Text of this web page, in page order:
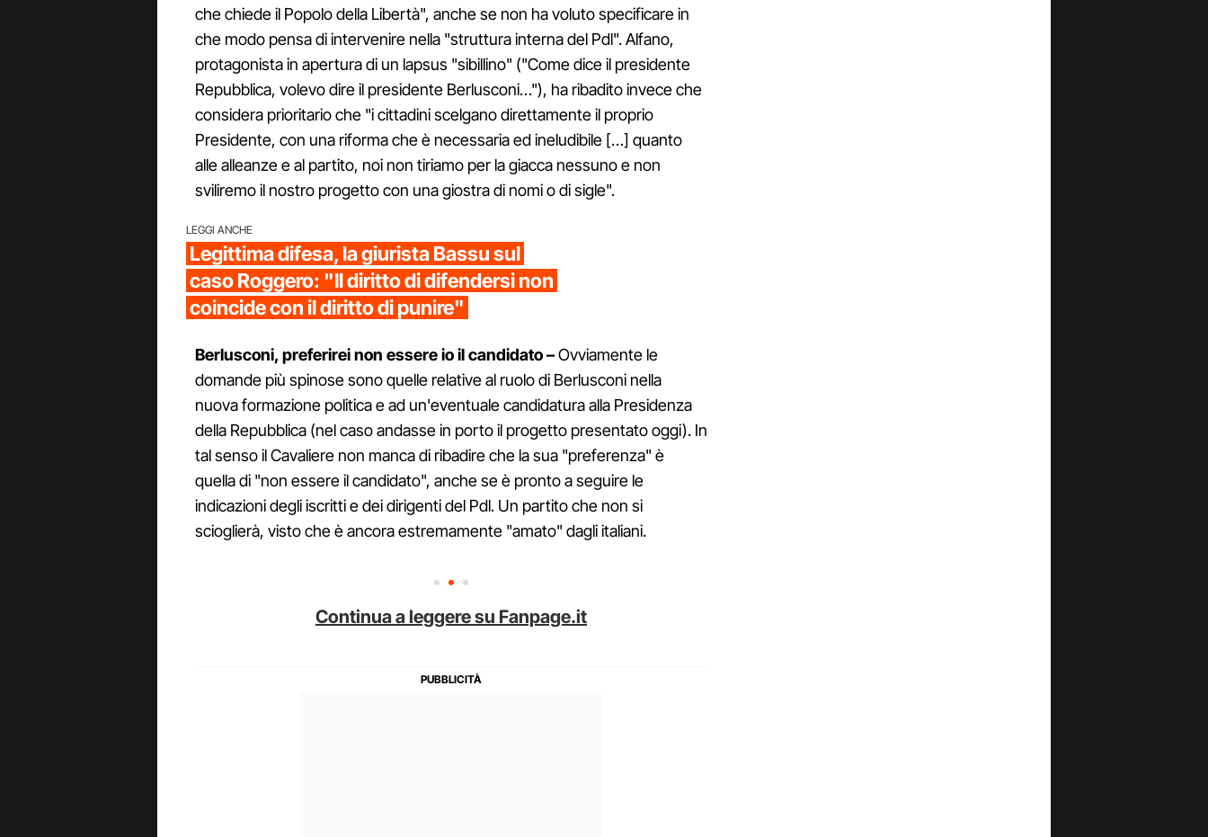
che chiede il Popolo della Libertà", anche se non ha voluto specificare in
che modo pensa di intervenire nella "struttura interna del Pdl". Alfano,
protagonista in apertura di un lapsus "sibillino" ("Come dice il presidente
Repubblica, volevo dire il presidente Berlusconi…"), ha ribadito invece che
considera prioritario che "i cittadini scelgano direttamente il proprio
Presidente, con una riforma che è necessaria ed ineludibile […] quanto
alle alleanze e al partito, noi non tiriamo per la giacca nessuno e non
sviliremo il nostro progetto con una giostra di nomi o di sigle".
LEGGI ANCHE
Legittima difesa, la giurista Bassu sul
caso Roggero: "Il diritto di difendersi non
coincide con il diritto di punire"
Berlusconi, preferirei non essere io il candidato –Ovviamente le
domande più spinose sono quelle relative al ruolo di Berlusconi nella
nuova formazione politica e ad un'eventuale candidatura alla Presidenza
della Repubblica (nel caso andasse in porto il progetto presentato oggi). In
tal senso il Cavaliere non manca di ribadire che la sua "preferenza" è
quella di "non essere il candidato", anche se è pronto a seguire le
indicazioni degli iscritti e dei dirigenti del Pdl. Un partito che non si
scioglierà, visto che è ancora estremamente "amato" dagli italiani.
Continua a leggere su Fanpage.it